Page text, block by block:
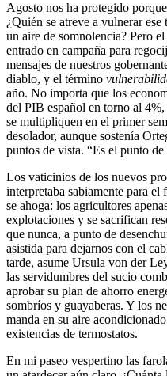
Agosto nos ha protegido
¿Quién se atreve a vulnerar
un aire de somnolencia? Pero
entrado en campaña para
mensajes de nuestros
diablo, y el término
año. No importa que los
del PIB español en torno al
se multipliquen en el primer
desolador, aunque sostenía
puntos de vista. “Es el punto
Los vaticinios de los nuevos
interpretaba sabiamente para el
se ahoga: los agricultores
explotaciones y se sacrifican
que nunca, a punto de
asistida para dejarnos con el
tarde, asume Ursula von der
las servidumbres del sucio
aprobar su plan de ahorro
sombríos y guayaberas. Y los
manda en su aire
existencias de termostatos.
En mi paseo vespertino las